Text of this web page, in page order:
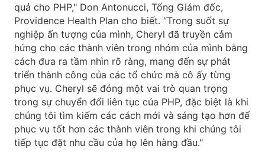
quả cho PHP," Don Antonucci, Tổng Giám đốc,
Providence Health Plan cho biết. “Trong suốt sự
nghiệp ấn tượng của mình, Cheryl đã truyền cảm
hứng cho các thành viên trong nhóm của mình bằng
cách đưa ra tầm nhìn rõ ràng, mang đến sự phát
triển thành công của các tổ chức mà cô ấy từng
phục vụ. Cheryl sẽ đóng một vai trò quan trọng
trong sự chuyển đổi liên tục của PHP, đặc biệt là khi
chúng tôi tìm kiếm các cách mới và sáng tạo hơn để
phục vụ tốt hơn các thành viên trong khi chúng tôi
tiếp tục đặt nhu cầu của họ lên hàng đầu."